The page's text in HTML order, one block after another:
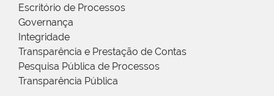
Escritório de Processos
Governança
Integridade
Transparência e Prestação de Contas
Pesquisa Pública de Processos
Transparência Pública